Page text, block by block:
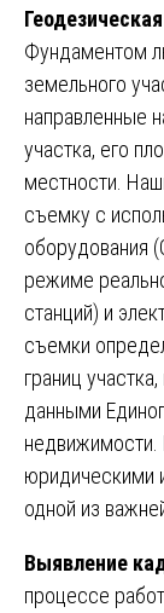
Фундаментом
земельного
направленные
участка, его
местности.
съемку с
оборудования
режиме
станций) и
съемки
границ
данными
юридическими
одной из
Выявление
процессе